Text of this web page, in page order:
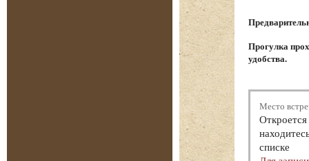
Прогулка
удобства.
Место
списке